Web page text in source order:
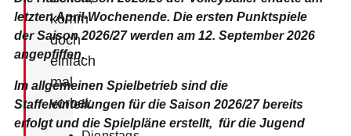
komm
doch
einfach
mal
vorbei:
letzten April-Wochenende. Die ersten Punktspiele
der Saison 2026/27 werden am 12. September 2026
angepfiffen.
Im allgemeinen Spielbetrieb sind die
Staffeleinteilungen für die Saison 2026/27 bereits
erfolgt und die Spielpläne erstellt, für die Jugend